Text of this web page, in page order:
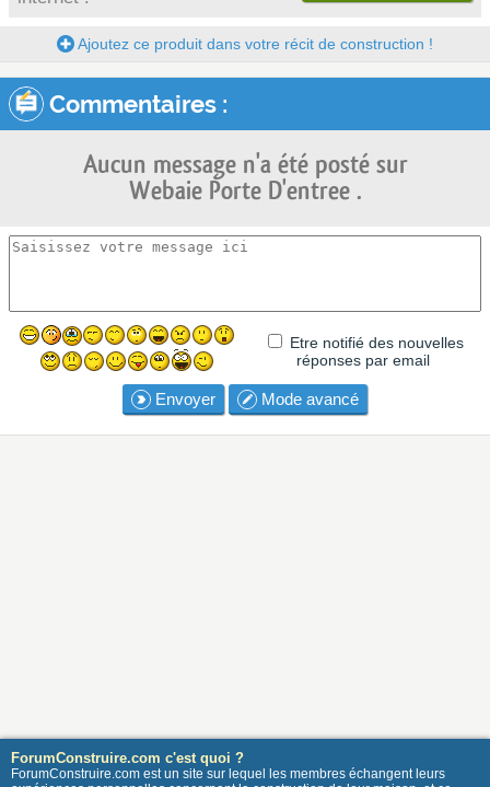
Ajoutez ce produit dans votre récit de construction !
Commentaires :
Aucun message n'a été posté sur
Webaie Porte D'entree .
Etre notifié des nouvelles
réponses par email
Envoyer Mode avancé
ForumConstruire.com c'est quoi ?
ForumConstruire.com est un site sur lequel les membres échangent leurs